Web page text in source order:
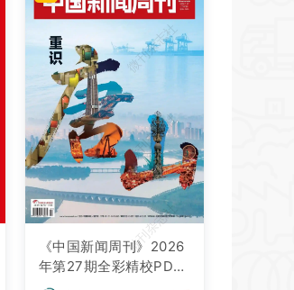
《中国新闻周刊》2026
年第27期全彩精校PDF
杂志下载
微刊杂志社
微刊杂志社
微刊杂志社